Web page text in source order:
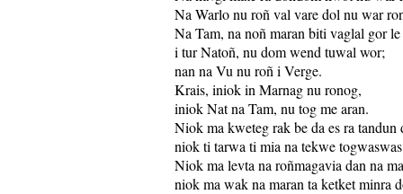
Na Warlo nu roñ val vare dol nu war
Na Tam, na noñ maran biti vaglal gor
i tur Natoñ, nu dom wend tuwal wor;
nan na Vu nu roñ i Verge.
Krais, iniok in Marnag nu ronog,
iniok Nat na Tam, nu tog me aran.
Niok ma kweteg rak be da es ra tandun
niok ti tarwa ti mia na tekwe
Niok ma levta na roñmagavia dan na
niok ma wak na maran ta ketket minra